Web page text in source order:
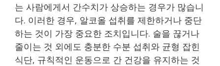
는 사람에게서 간수치가 상승하는 경우가 많습니
다. 이러한 경우, 알코올 섭취를 제한하거나 중단
하는 것이 가장 중요한 조치입니다. 술을 끊거나
줄이는 것 외에도 충분한 수분 섭취와 균형 잡힌
식단, 규칙적인 운동으로 간 건강을 유지하는 것